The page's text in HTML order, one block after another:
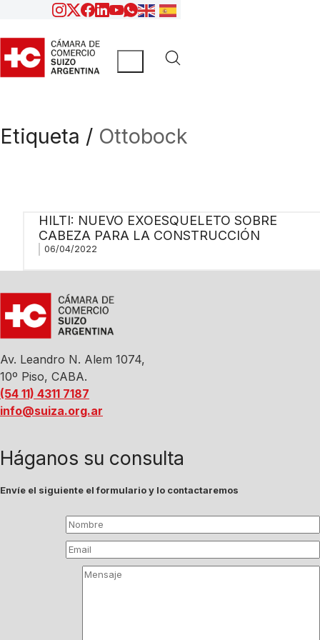
Etiqueta / Ottobock
HILTI: NUEVO EXOESQUELETO SOBRE
CABEZA PARA LA CONSTRUCCIÓN
06/04/2022
Av. Leandro N. Alem 1074,
10º Piso, CABA.
(54 11) 4311 7187
info@suiza.org.ar
Háganos su consulta
Envíe el siguiente el formulario y lo contactaremos